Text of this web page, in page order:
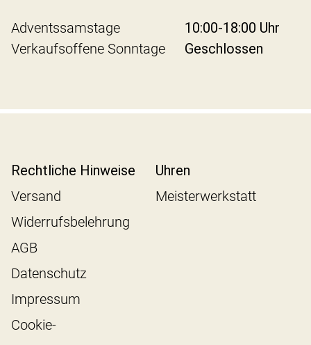
Adventssamstage
10:00-18:00 Uhr
Verkaufsoffene Sonntage
Geschlossen
Rechtliche Hinweise
Versand
Widerrufsbelehrung
AGB
Datenschutz
Impressum
Cookie-
Uhren
Meisterwerkstatt